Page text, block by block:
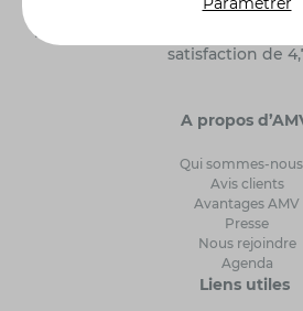
Scooter. AMV Assurance
interrogés par Avis Vérifiés,
satisfaction de
A propos
Qui sommes-
Avis clients
Avantages AMV
Presse
Nous rejoindre
Agenda
Liens utiles